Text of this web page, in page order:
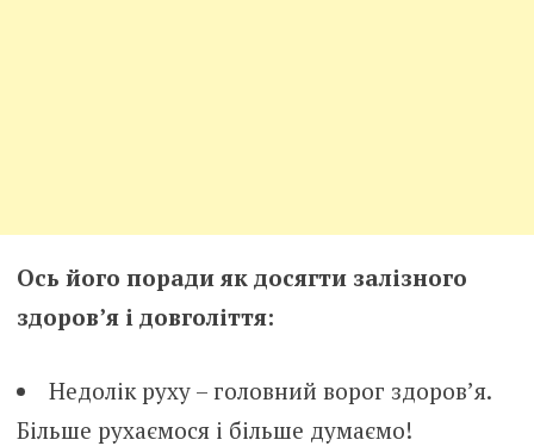
Ось його поради як досягти залізного
здоров’я і довголіття:
Недолік руху – головний ворог здоров’я.
Більше рухаємося і більше думаємо!